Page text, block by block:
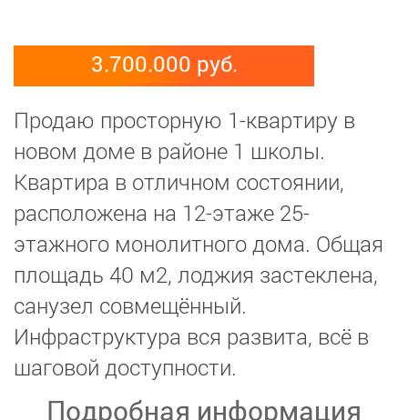
3.700.000 руб.
Продаю просторную 1-квартиру в
новом доме в районе 1 школы.
Квартира в отличном состоянии,
расположена на 12-этаже 25-
этажного монолитного дома. Общая
площадь 40 м2, лоджия застеклена,
санузел совмещённый.
Инфраструктура вся развита, всё в
шаговой доступности.
Подробная информация